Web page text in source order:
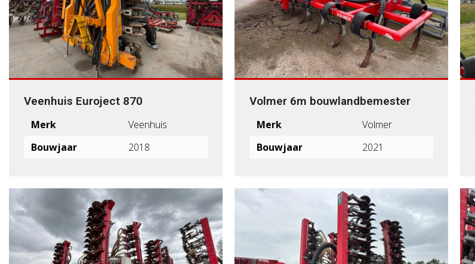
Veenhuis Euroject 870
Merk
Veenhuis
Bouwjaar
2018
Volmer 6m bouwlandbemester
Merk
Volmer
Bouwjaar
2021